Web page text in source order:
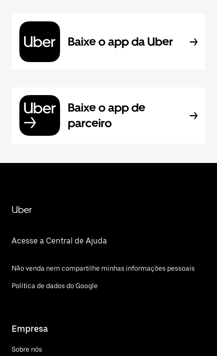
Baixe o app da Uber
Baixe o app de
parceiro
Uber
Acesse a Central de Ajuda
Não venda nem compartilhe minhas informações pessoais
Política de dados do Google
Empresa
Sobre nós